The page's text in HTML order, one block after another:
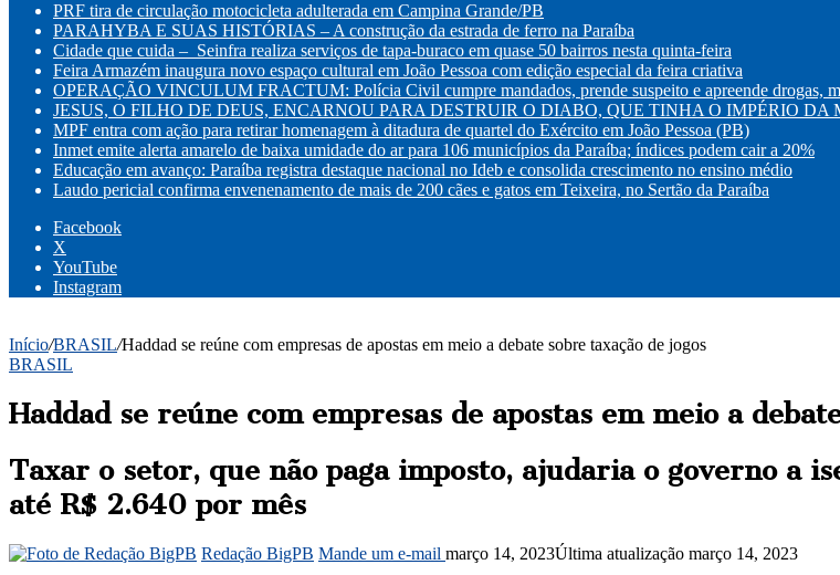
PRF tira de circulação motocicleta adulterada em Campina Grande/PB
PARAHYBA E SUAS HISTÓRIAS – A construção da estrada de ferro na Paraíba
Cidade que cuida – Seinfra realiza serviços de tapa-buraco em quase 50 bairros nesta quinta-feira
Feira Armazém inaugura novo espaço cultural em João Pessoa com edição especial da feira criativa
OPERAÇÃO VINCULUM FRACTUM: Polícia Civil cumpre mandados, prende suspeito e apreende drogas,
JESUS, O FILHO DE DEUS, ENCARNOU PARA DESTRUIR O DIABO, QUE TINHA O IMPÉRIO DA
MPF entra com ação para retirar homenagem à ditadura de quartel do Exército em João Pessoa (PB)
Inmet emite alerta amarelo de baixa umidade do ar para 106 municípios da Paraíba; índices podem cair a 20%
Educação em avanço: Paraíba registra destaque nacional no Ideb e consolida crescimento no ensino médio
Laudo pericial confirma envenenamento de mais de 200 cães e gatos em Teixeira, no Sertão da Paraíba
Facebook
X
YouTube
Instagram
Início/BRASIL/Haddad se reúne com empresas de apostas em meio a debate sobre taxação de jogos
BRASIL
Haddad se reúne com empresas de apostas em meio a
Taxar o setor, que não paga imposto, ajudaria o governo a
até R$ 2.640 por mês
Redação BigPB Mande um e-mail março 14, 2023Última atualização março 14, 2023